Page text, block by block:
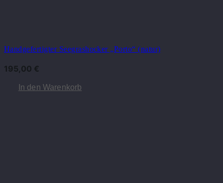
Handgefertigter Seegrashocker „Porto“ (natur)
195,00 €
In den Warenkorb